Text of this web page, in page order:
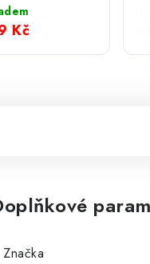
Kč
Značka